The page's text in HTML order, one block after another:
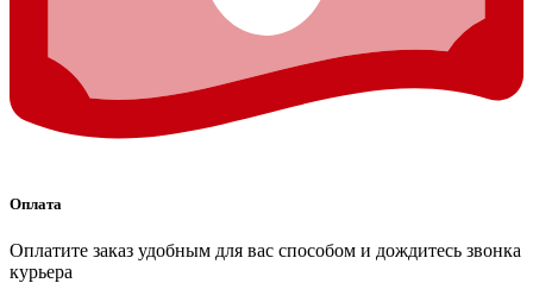
Оплата
Оплатите заказ удобным для вас способом и дождитесь звонка
курьера